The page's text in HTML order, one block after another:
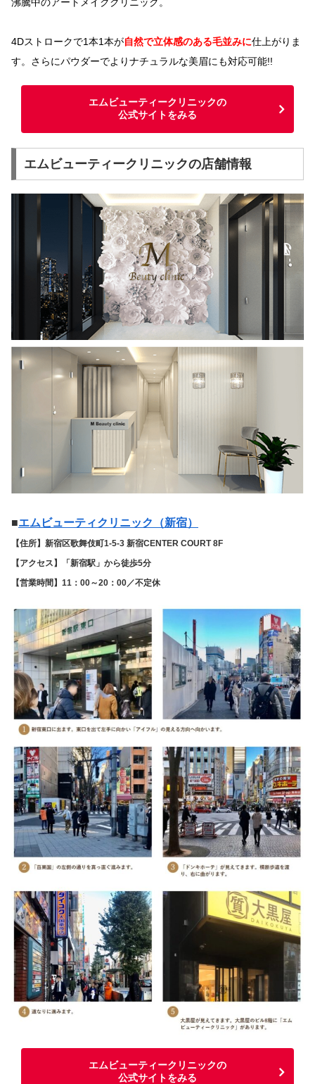
沸騰中のアートメイククリニック。
4Dストロークで1本1本が自然で立体感のある毛並みに仕上がりま
す。さらにパウダーでよりナチュラルな美眉にも対応可能!!
エムビューティークリニックの
公式サイトをみる
エムビューティークリニックの店舗情報
■エムビューティクリニック（新宿）
【住所】新宿区歌舞伎町1-5-3 新宿CENTER COURT 8F
【アクセス】「新宿駅」から徒歩5分
【営業時間】11：00～20：00／不定休
エムビューティークリニックの
公式サイトをみる